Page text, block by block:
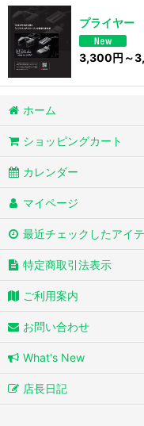
並び順:
プライヤ
3,300円 ～
ホーム
ショッピングカート
カレンダー
マイページ
最近チェックしたアイ
特定商取引法表示
ご利用案内
お問い合わせ
What's New
店長日記